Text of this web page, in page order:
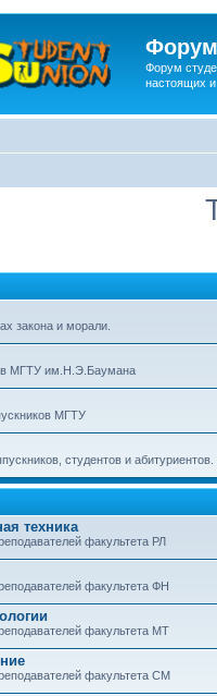
Форум
настоящих
закона и морали.
в МГТУ им.Н.Э.Баумана
МГТУ
студентов и абитуриентов.
техника
факультета РЛ
факультета ФН
факультета МТ
факультета СМ